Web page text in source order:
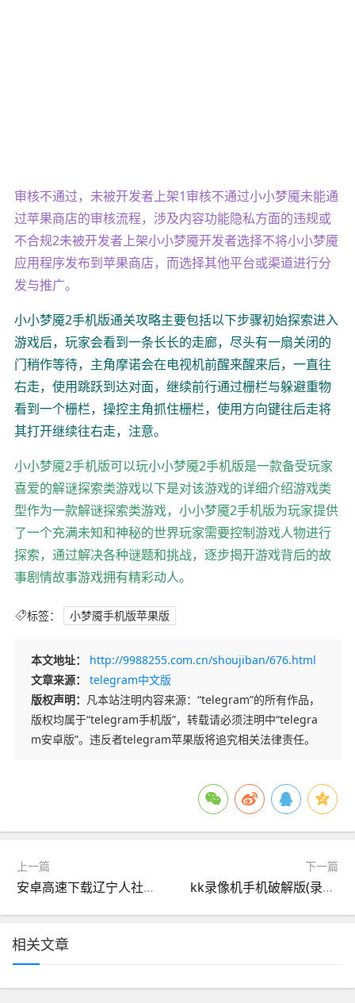
审核不通过，未被开发者上架1审核不通过小小梦魇未能通
过苹果商店的审核流程，涉及内容功能隐私方面的违规或
不合规2未被开发者上架小小梦魇开发者选择不将小小梦魇
应用程序发布到苹果商店，而选择其他平台或渠道进行分
发与推广。
小小梦魇2手机版通关攻略主要包括以下步骤初始探索进入
游戏后，玩家会看到一条长长的走廊，尽头有一扇关闭的
门稍作等待，主角摩诺会在电视机前醒来醒来后，一直往
右走，使用跳跃到达对面，继续前行通过栅栏与躲避重物
看到一个栅栏，操控主角抓住栅栏，使用方向键往后走将
其打开继续往右走，注意。
小小梦魇2手机版可以玩小小梦魇2手机版是一款备受玩家
喜爱的解谜探索类游戏以下是对该游戏的详细介绍游戏类
型作为一款解谜探索类游戏，小小梦魇2手机版为玩家提供
了一个充满未知和神秘的世界玩家需要控制游戏人物进行
探索，通过解决各种谜题和挑战，逐步揭开游戏背后的故
事剧情故事游戏拥有精彩动人。
标签： 小梦魇手机版苹果版
本文地址：
http://9988255.com.cn/shoujiban/676.html
文章来源：
telegram中文版
版权声明： 凡本站注明内容来源：“telegram”的所有作品，
版权均属于“telegram手机版”，转载请必须注明中“telegra
m安卓版”。违反者telegram苹果版将追究相关法律责任。
上一篇
安卓高速下载辽宁人社版(安卓高速下载辽宁人社版app)
下一篇
kk录像机手机破解版(录制工具kk录像机下载)
相关文章